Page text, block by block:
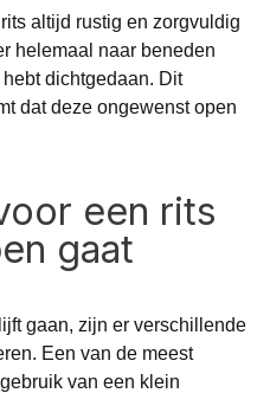
altijd rustig en zorgvuldig
helemaal naar beneden
dichtgedaan. Dit
dat deze ongewenst open
een rits
gaat
gaan, zijn er verschillende
Een van de meest
van een klein